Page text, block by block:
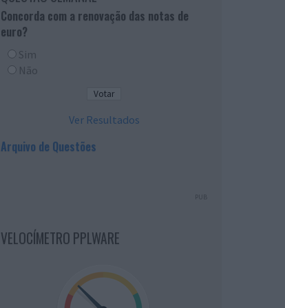
Concorda com a renovação das notas de
euro?
Sim
Não
Ver Resultados
Arquivo de Questões
PUB
VELOCÍMETRO PPLWARE